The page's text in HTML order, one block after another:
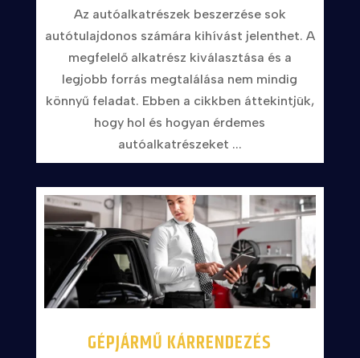
Az autóalkatrészek beszerzése sok
autótulajdonos számára kihívást jelenthet. A
megfelelő alkatrész kiválasztása és a
legjobb forrás megtalálása nem mindig
könnyű feladat. Ebben a cikkben áttekintjük,
hogy hol és hogyan érdemes
autóalkatrészeket ...
GÉPJÁRMŰ KÁRRENDEZÉS